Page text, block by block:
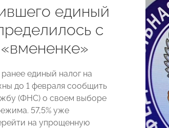
единый
с
единый налог на
до 1 февраля сообщить
(ФНС) о своем выборе
57,5% уже
на упрощенную